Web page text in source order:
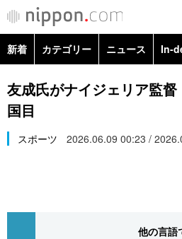
カテゴリー
経済・ビジネス
トップ
In-depth
新着 カテゴリー ニュース In-
政治・外交
経済・ビジネス
友成氏がナイジェリア監
国目
スポーツ 2026.06.09 00:23 /
他の言語